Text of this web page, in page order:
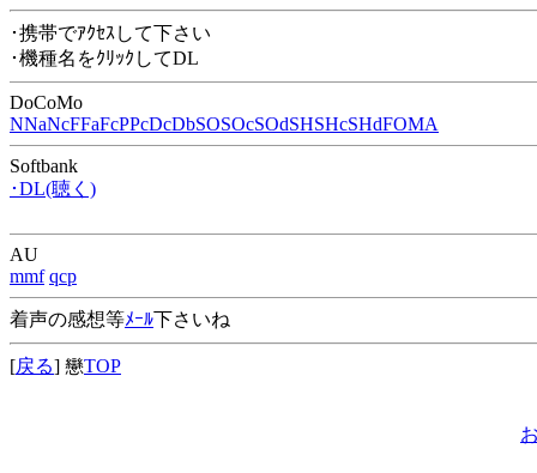
･携帯でｱｸｾｽして下さい
･機種名をｸﾘｯｸしてDL
DoCoMo
NNaNcFFaFcPPcDcDbSOSOcSOdSHSHcSHdFOMA
Softbank
･DL(聴く)
AU
mmf qcp
着声の感想等ﾒｰﾙ下さいね
[戻る] 戀TOP